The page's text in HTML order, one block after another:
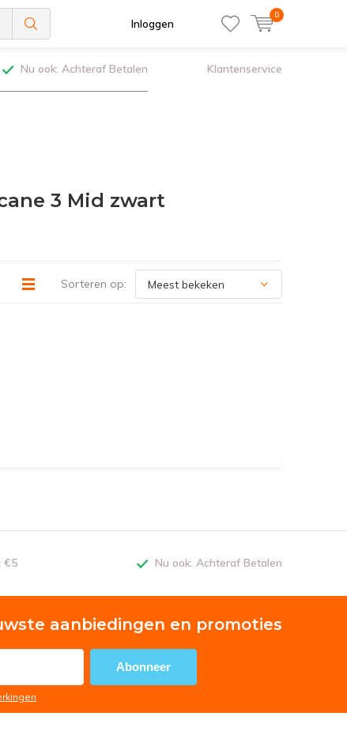
Inloggen
0
Nu ook: Achteraf Betalen Klantenservice
3 Mid zwart
Sorteren op:
€5 Nu ook: Achteraf Betalen
aanbiedingen en promoties
Abonneer